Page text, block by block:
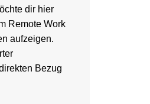
dir hier
Remote Work
aufzeigen.
Bezug